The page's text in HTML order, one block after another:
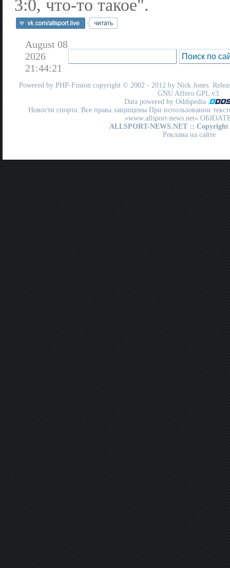
3:0, что‑то такое".
August 08
2026
21:44:21
Powered by PHP-Fusion copyright © 2002 - 2012 by Nick Jones.
GNU Affero GPL v3.
Data powered by Oddspedia
Новости спорта. Все права защищены При использовании
«www.allsport-news.net»
ALLSPORT-NEWS.NET :: Copyright
Реклама на сайте